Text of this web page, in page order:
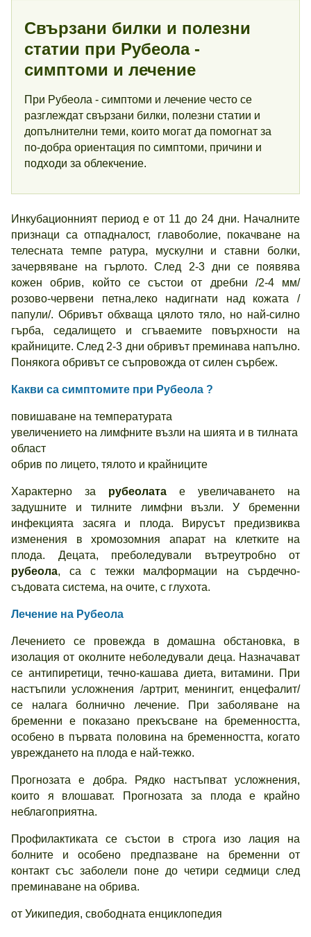
Свързани билки и полезни
статии при Рубеола -
симптоми и лечение
При Рубеола - симптоми и лечение често се
разглеждат свързани билки, полезни статии и
допълнителни теми, които могат да помогнат за
по-добра ориентация по симптоми, причини и
подходи за облекчение.
Инкубационният период е от 11 до 24 дни. Началните
признаци са отпадналост, главоболие, покачване на
телесната темпе ратура, мускулни и ставни болки,
зачервяване на гърлото. След 2-3 дни се появява
кожен обрив, който се състои от дребни /2-4 мм/
розово-червени петна,леко надигнати над кожата /
папули/. Обривът обхваща цялото тяло, но най-силно
гърба, седалището и сгъваемите повърхности на
крайниците. След 2-3 дни обривът преминава напълно.
Понякога обривът се съпровожда от силен сърбеж.
Какви са симптомите при Рубеола ?
повишаване на температурата
увеличението на лимфните възли на шията и в тилната
област
обрив по лицето, тялото и крайниците
Характерно за рубеолата е увеличаването на
задушните и тилните лимфни възли. У бременни
инфекцията засяга и плода. Вирусът предизвиква
изменения в хромозомния апарат на клетките на
плода. Децата, преболедували вътреутробно от
рубеола, са с тежки малформации на сърдечно-
съдовата система, на очите, с глухота.
Лечение на Рубеола
Лечението се провежда в домашна обстановка, в
изолация от околните неболедували деца. Назначават
се антипиретици, течно-кашава диета, витамини. При
настъпили усложнения /артрит, менингит, енцефалит/
се налага болнично лечение. При заболяване на
бременни е показано прекъсване на бременността,
особено в първата половина на бременността, когато
увреждането на плода е най-тежко.
Прогнозата е добра. Рядко настъпват усложнения,
които я влошават. Прогнозата за плода е крайно
неблагоприятна.
Профилактиката се състои в строга изо лация на
болните и особено предпазване на бременни от
контакт със заболели поне до четири седмици след
преминаване на обрива.
от Уикипедия, свободната енциклопедия